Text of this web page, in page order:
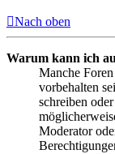
Nach oben
Warum kann ich
Manche
vorbehalten
schreiben
Moderator